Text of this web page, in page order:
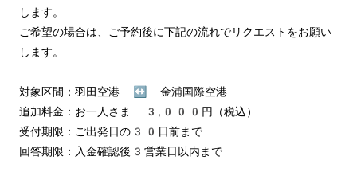
します。
ご希望の場合は、ご予約後に下記の流れでリクエストをお願い
します。
対象区間：羽田空港 ↔︎ 金浦国際空港
追加料金：お一人さま 3,000円（税込）
受付期限：ご出発日の30日前まで
回答期限：入金確認後3営業日以内まで